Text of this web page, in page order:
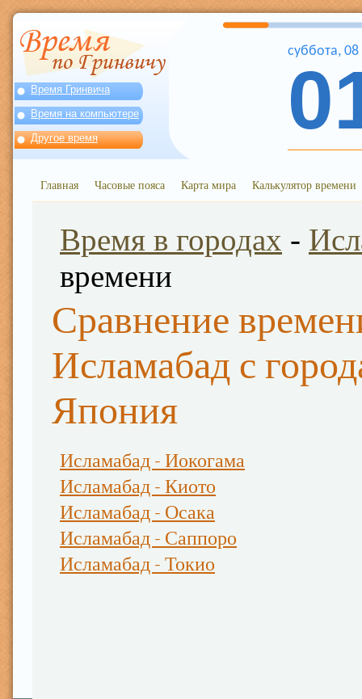
Время Гринвича
Время на компьютере
Другое время
суббота, 08
Главная Часовые пояса Карта мира Калькулятор времени
Время в городах -
времени
Сравнение
Исламабад с
Япония
Исламабад - Иокогама
Исламабад - Киото
Исламабад - Осака
Исламабад - Саппоро
Исламабад - Токио